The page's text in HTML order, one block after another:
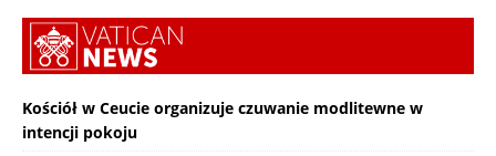
Kościół w Ceucie organizuje czuwanie modlitewne w
intencji pokoju